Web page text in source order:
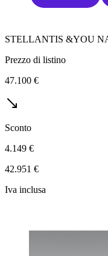
STELLANTIS &YOU
Prezzo di listino
47.100 €
Sconto
4.149 €
42.951 €
Iva inclusa